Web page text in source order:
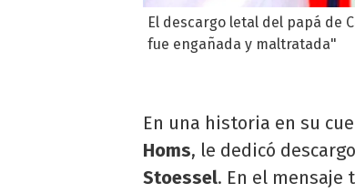
El descargo letal del papá de
fue engañada y maltratada"
En una historia en su
Homs, le dedicó
Stoessel. En el mensaje